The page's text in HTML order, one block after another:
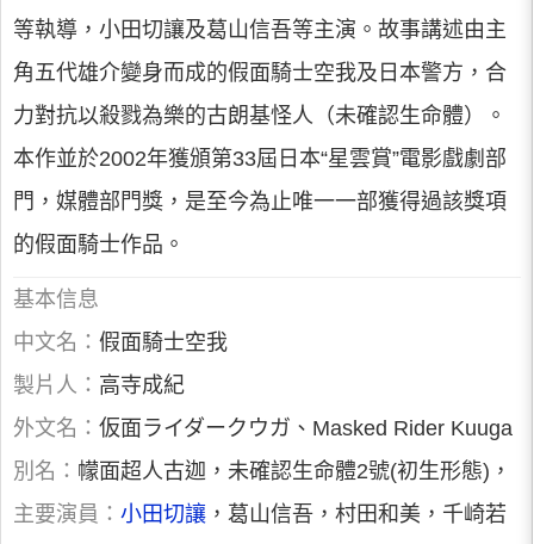
等執導，小田切讓及葛山信吾等主演。故事講述由主
角五代雄介變身而成的假面騎士空我及日本警方，合
力對抗以殺戮為樂的古朗基怪人（未確認生命體）。
本作並於2002年獲頒第33屆日本“星雲賞”電影戲劇部
門，媒體部門獎，是至今為止唯一一部獲得過該獎項
的假面騎士作品。
基本信息
中文名： 假面騎士空我
製片人： 高寺成紀
外文名： 仮面ライダークウガ、Masked Rider Kuuga
別名： 幪面超人古迦，未確認生命體2號(初生形態)，
主要演員： 小田切讓 ，葛山信吾，村田和美，千崎若